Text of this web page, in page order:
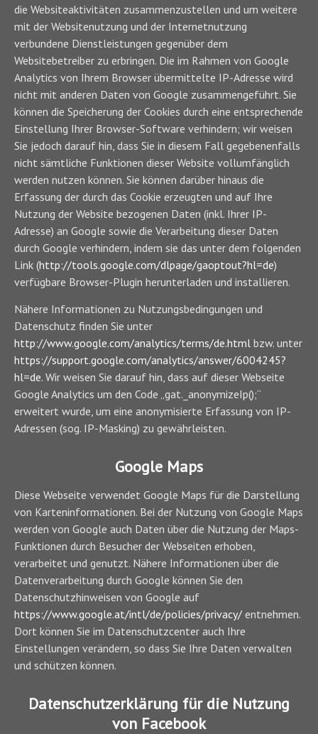
die Websiteaktivitäten zusammenzustellen und um weitere
mit der Websitenutzung und der Internetnutzung
verbundene Dienstleistungen gegenüber dem
Websitebetreiber zu erbringen. Die im Rahmen von Google
Analytics von Ihrem Browser übermittelte IP-Adresse wird
nicht mit anderen Daten von Google zusammengeführt. Sie
können die Speicherung der Cookies durch eine entsprechende
Einstellung Ihrer Browser-Software verhindern; wir weisen
Sie jedoch darauf hin, dass Sie in diesem Fall gegebenenfalls
nicht sämtliche Funktionen dieser Website vollumfänglich
werden nutzen können. Sie können darüber hinaus die
Erfassung der durch das Cookie erzeugten und auf Ihre
Nutzung der Website bezogenen Daten (inkl. Ihrer IP-
Adresse) an Google sowie die Verarbeitung dieser Daten
durch Google verhindern, indem sie das unter dem folgenden
Link (http://tools.google.com/dlpage/gaoptout?hl=de)
verfügbare Browser-Plugin herunterladen und installieren.
Nähere Informationen zu Nutzungsbedingungen und
Datenschutz finden Sie unter
http://www.google.com/analytics/terms/de.html bzw. unter
https://support.google.com/analytics/answer/6004245?
hl=de. Wir weisen Sie darauf hin, dass auf dieser Webseite
Google Analytics um den Code „gat._anonymizeIp();“
erweitert wurde, um eine anonymisierte Erfassung von IP-
Adressen (sog. IP-Masking) zu gewährleisten.
Google Maps
Diese Webseite verwendet Google Maps für die Darstellung
von Karteninformationen. Bei der Nutzung von Google Maps
werden von Google auch Daten über die Nutzung der Maps-
Funktionen durch Besucher der Webseiten erhoben,
verarbeitet und genutzt. Nähere Informationen über die
Datenverarbeitung durch Google können Sie den
Datenschutzhinweisen von Google auf
https://www.google.at/intl/de/policies/privacy/ entnehmen.
Dort können Sie im Datenschutzcenter auch Ihre
Einstellungen verändern, so dass Sie Ihre Daten verwalten
und schützen können.
Datenschutzerklärung für die Nutzung
von Facebook